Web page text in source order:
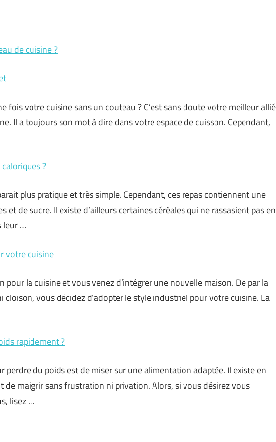
de cuisine ?
fois votre cuisine sans un couteau ? C’est sans doute votre meilleur allié
Il a toujours son mot à dire dans votre espace de cuisson. Cependant,
?
plus pratique et très simple. Cependant, ces repas contiennent une
et de sucre. Il existe d’ailleurs certaines céréales qui ne rassasient pas en
leur …
votre cuisine
pour la cuisine et vous venez d’intégrer une nouvelle maison. De par la
cloison, vous décidez d’adopter le style industriel pour votre cuisine. La
rapidement ?
perdre du poids est de miser sur une alimentation adaptée. Il existe en
maigrir sans frustration ni privation. Alors, si vous désirez vous
lisez …